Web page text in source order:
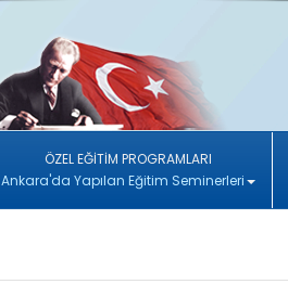
ÖZEL EĞİTİM PROGRAMLARI
Ankara'da Yapılan Eğitim Seminerleri